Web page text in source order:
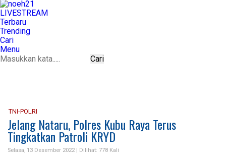
LIVESTREAM
Terbaru
Trending
Cari
Menu
Cari
TNI-POLRI
Jelang Nataru, Polres Kubu Raya Terus
Tingkatkan Patroli KRYD
Selasa, 13 Desember 2022 | Dilihat: 778 Kali